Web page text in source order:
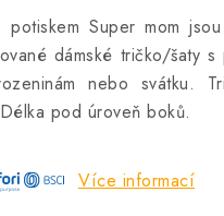
Super mom
dámské tričko/šaty
nebo svátku.
pod úroveň boků.
Více informací